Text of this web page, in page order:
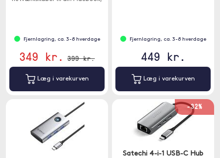
Fjernlagring, ca. 3-8 hverdage
349 kr. 399 kr.
Læg i varekurven
Fjernlagring, ca. 3-8 hverdage
449 kr.
Læg i varekurven
-32%
Satechi 4-i-1 USB-C Hub